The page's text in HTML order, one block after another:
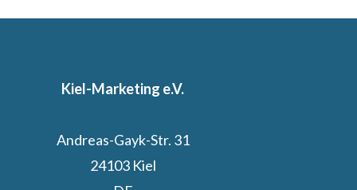
Kiel-Marketing e.V.
Andreas-Gayk-Str. 31
24103 Kiel